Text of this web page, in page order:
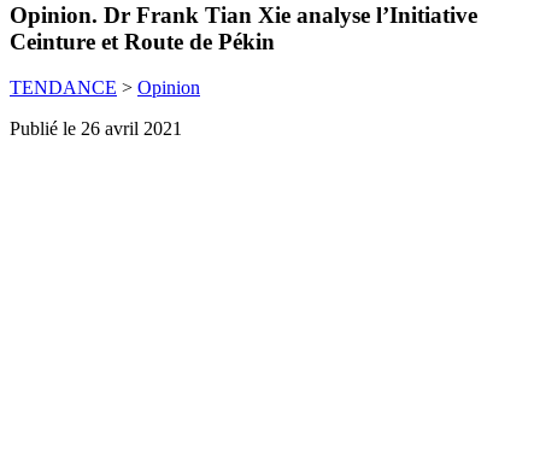
Opinion. Dr Frank Tian Xie analyse l’Initiative
Ceinture et Route de Pékin
TENDANCE > Opinion
Publié le 26 avril 2021